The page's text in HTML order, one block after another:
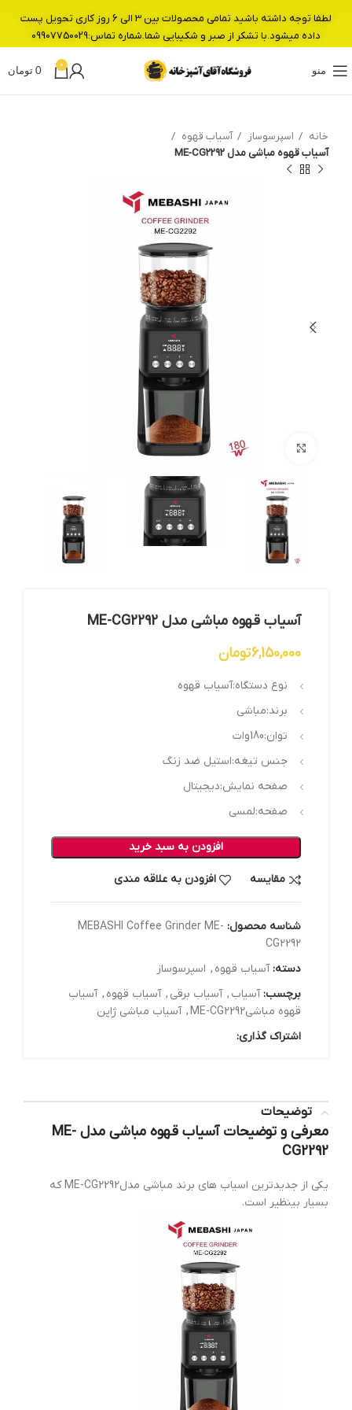
منو
0
0 تومان
خانه اسپرسوساز
آسیاب قهوه
آسیاب قهوه مباشی مدل ME-CG2292
بزرگنمایی تصویر
آسیاب قهوه مباشی مدل ME-CG2292
6,150,000تومان
نوع دستگاه:آسیاب قهوه
برند:مباشی
توان:180وات
جنس تیغه:استیل ضد زنگ
صفحه نمایش:دیجیتال
صفحه:لمسی
افزودن به سبد خرید
مقایسه افزودن به علاقه مندی
شناسه محصول: MEBASHI Coffee Grinder ME-
CG2292
دسته: آسیاب قهوه , اسپرسوساز
برچسب: آسیاب , آسیاب برقی , آسیاب قهوه , آسیاب
قهوه مباشیME-CG2292
, آسیاب مباشی ژاپن
اشتراک گذاری:
توضیحات
معرفی و توضیحات آسیاب قهوه مباشی مدل ME-
CG2292
یکی از جدیدترین اسیاب های برند مباشی مدلME-CG2292 که
بسیار بینظیر است.
لطفا توجه داشته باشید تمامی محصولات بین 3 الی 6 روز کاری تحویل پست
داده میشود.با تشکر از صبر و شکیبایی شما.شماره تماس:09907750029